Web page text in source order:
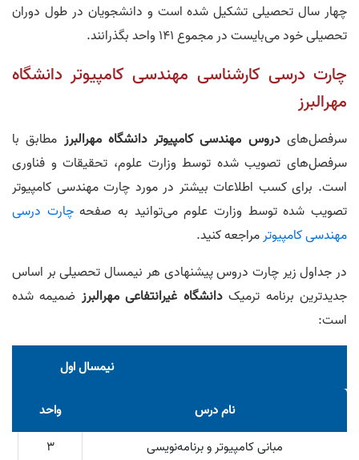
چهار سال تحصیلی تشکیل شده است و دانشجویان در طول دوران
تحصیلی خود می‌بایست در مجموع 141 واحد بگذرانند.
چارت درسی کارشناسی مهندسی کامپیوتر دانشگاه
مهرالبرز
سرفصل‌هایدروس مهندسی کامپیوتر دانشگاه مهرالبرز مطابق با
سرفصل‌های تصویب شده توسط وزارت علوم، تحقیقات و فناوری
است. برای کسب اطلاعات بیشتر در مورد چارت مهندسی کامپیوتر
تصویب شده توسط وزارت علوم می‌توانید به صفحهچارت درسی
مهندسی کامپیوترمراجعه کنید.
در جداول زیر چارت دروس پیشنهادی هر نیمسال تحصیلی بر اساس
جدیدترین برنامه ترمیکدانشگاه غیرانتفاعی مهرالبرز ضمیمه شده
است:
نیمسال اول
نام درس
واحد
مبانی کامپیوتر و برنامه‌نویسی
3